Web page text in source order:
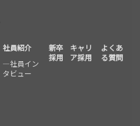
社員紹介
―社員イン
タビュー
新卒
採用
キャリ
ア採用
よくあ
る質問